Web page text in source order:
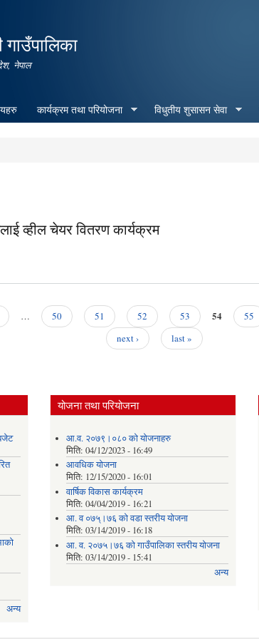
गाउँपालिका
नेपाल
कार्यक्रम तथा परियोजना विधुतीय शुसासन सेवा
व्हील चेयर वितरण कार्यक्रम
… 50 51 52 53 54 55
next ›
last »
अन्य
योजना तथा परियोजना
आ.व. २०७९।०८० को योजनाहरु
मिति:04/12/2023 - 16:49
आवधिक योजना
मिति: 12/15/2020 - 16:01
वार्षिक विकास कार्यक्रम
मिति:04/04/2019 - 16:21
आ. व ०७५्।७६ को वडा स्तरीय योजना
मिति:03/14/2019 - 16:18
आ. व. २०७५।७६ को गाउँपालिका स्तरीय योजना
मिति:03/14/2019 - 15:41
अन्य